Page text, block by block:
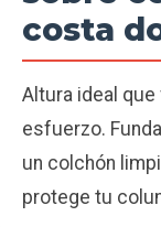
costa
Altura ideal
esfuerzo.
un colchón
protege tu